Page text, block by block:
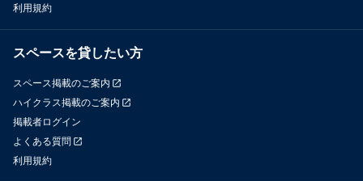
利用規約
スペースを貸したい方
スペース掲載のご案内
ハイクラス掲載のご案内
掲載者ログイン
よくある質問
利用規約